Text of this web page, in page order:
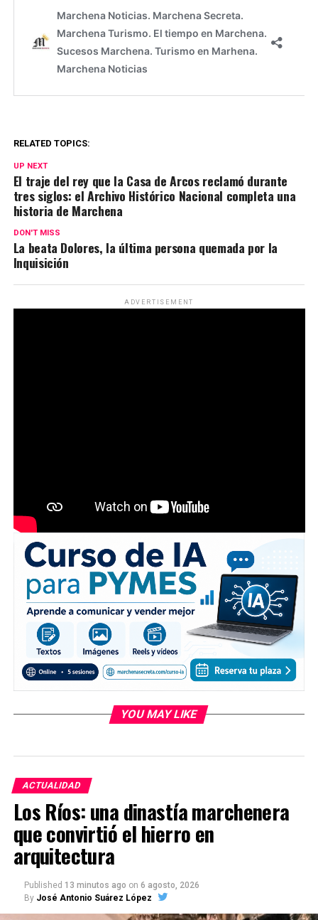
RELATED TOPICS:
UP NEXT
El traje del rey que la Casa de Arcos reclamó durante
tres siglos: el Archivo Histórico Nacional completa una
historia de Marchena
DON'T MISS
La beata Dolores, la última persona quemada por la
Inquisición
ADVERTISEMENT
YOU MAY LIKE
ACTUALIDAD
Los Ríos: una dinastía marchenera
que convirtió el hierro en
arquitectura
Published 13 minutos ago on 6 agosto, 2026
By José Antonio Suárez López